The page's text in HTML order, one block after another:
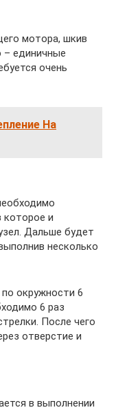
мотора, шкив
– единичные
очень
На
которое и
Дальше будет
несколько
окружности 6
6 раз
После чего
отверстие и
в выполнении